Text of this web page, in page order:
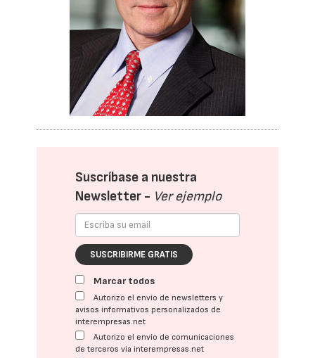
Suscríbase a nuestra
Newsletter - Ver ejemplo
SUSCRIBIRME GRATIS
Marcar todos
Autorizo el envío de newsletters y
avisos informativos personalizados de
interempresas.net
Autorizo el envío de comunicaciones
de terceros vía interempresas.net